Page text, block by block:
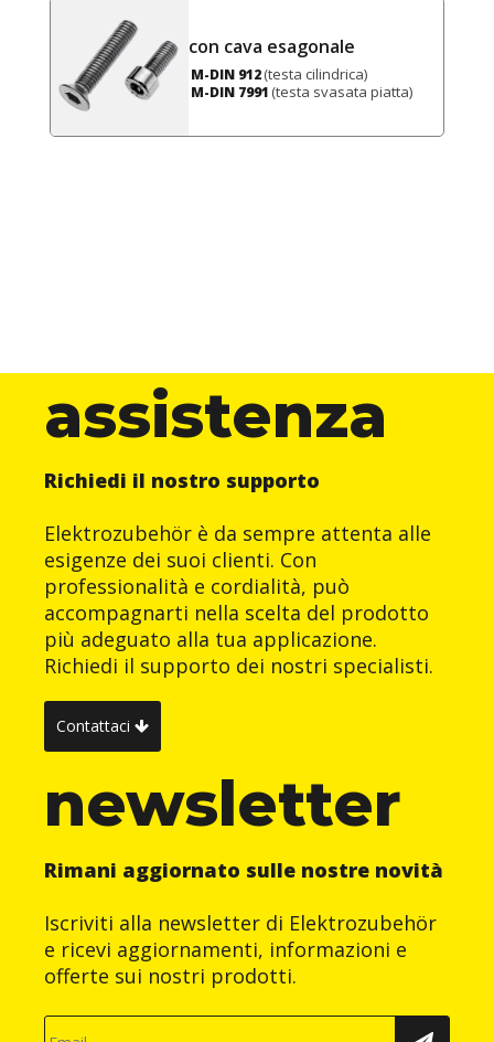
con cava esagonale
M-DIN 912 (testa cilindrica)
M-DIN 7991 (testa svasata piatta)
assistenza
Richiedi il nostro supporto
Elektrozubehör è da sempre attenta alle
esigenze dei suoi clienti. Con
professionalità e cordialità, può
accompagnarti nella scelta del prodotto
più adeguato alla tua applicazione.
Richiedi il supporto dei nostri specialisti.
Contattaci
newsletter
Rimani aggiornato sulle nostre novità
Iscriviti alla newsletter di Elektrozubehör
e ricevi aggiornamenti, informazioni e
offerte sui nostri prodotti.